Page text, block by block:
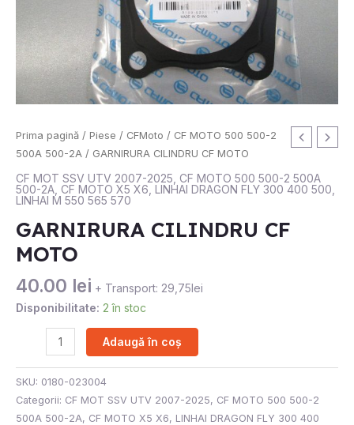
Prima pagină / Piese / CFMoto / CF MOTO 500 500-2
500A 500-2A / GARNIRURA CILINDRU CF MOTO
CF MOT SSV UTV 2007-2025 CF MOTO 500 500-2 500A
500-2A CF MOTO X5 X6 LINHAI DRAGON FLY 300 400 500
LINHAI M 550 565 570
GARNIRURA CILINDRU CF
MOTO
40.00 lei + Transport: 29,75lei
Disponibilitate: 2 în stoc
Cantitate
GARNIRURA
CILINDRU
CF
MOTO
Adaugă în coș
SKU: 0180-023004
Categorii: CF MOT SSV UTV 2007-2025, CF MOTO 500 500-2
500A 500-2A, CF MOTO X5 X6, LINHAI DRAGON FLY 300 400